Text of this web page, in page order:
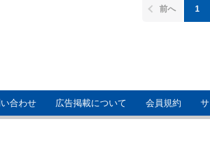
前へ 1
合わせ 広告掲載について 会員規約